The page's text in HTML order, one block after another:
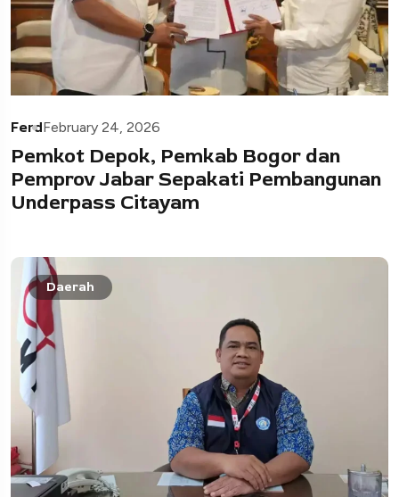
FerdFebruary 24, 2026
Pemkot Depok, Pemkab Bogor dan
Pemprov Jabar Sepakati Pembangunan
Underpass Citayam
Daerah